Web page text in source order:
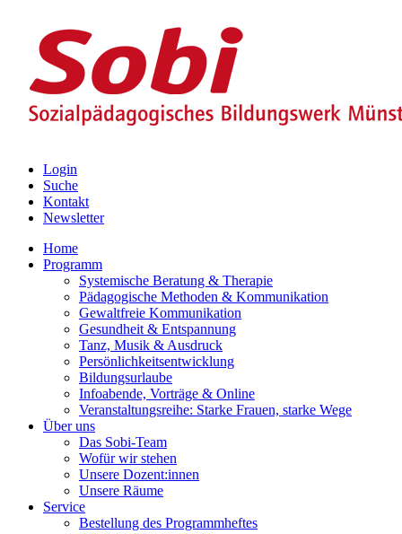
Login
Suche
Kontakt
Newsletter
Home
Programm
Systemische Beratung & Therapie
Pädagogische Methoden & Kommunikation
Gewaltfreie Kommunikation
Gesundheit & Entspannung
Tanz, Musik & Ausdruck
Persönlichkeitsentwicklung
Bildungsurlaube
Infoabende, Vorträge & Online
Veranstaltungsreihe: Starke Frauen, starke Wege
Über uns
Das Sobi-Team
Wofür wir stehen
Unsere Dozent:innen
Unsere Räume
Service
Bestellung des Programmheftes